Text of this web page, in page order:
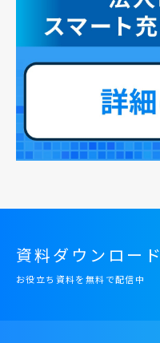
資料ダウンロード
お役立ち資料を無料で配信中